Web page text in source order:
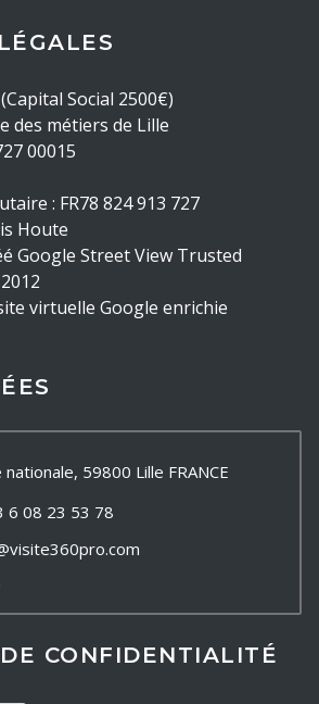
Social 2500€)
des métiers de Lille
00015
: FR78 824 913 727
Houte
Google Street View Trusted
virtuelle Google enrichie
nationale, 59800 Lille FRANCE
6 08 23 53 78
CONFIDENTIALITÉ